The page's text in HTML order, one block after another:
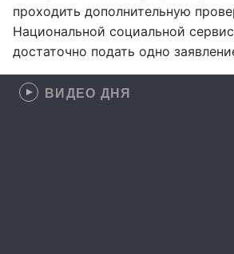
проходить дополнительную
Национальной социальной
достаточно подать одно
ВИДЕО ДНЯ